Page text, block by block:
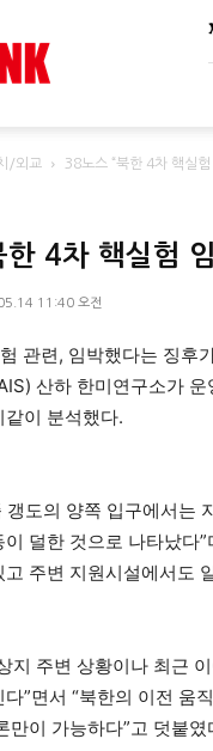
/외교 38노스 “북한 4차 핵실
한 4차 핵실험
11:40 오전
관련, 임박했다는 징후
산하 한미연구소가
이 분석했다.
갱도의 양쪽 입구에서
덜한 것으로 나타났다
주변 지원시설에서도
지 주변 상황이나 최근
”면서 “북한의 이전 움
만이 가능하다”고 덧붙였